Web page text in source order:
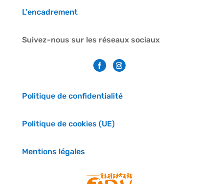
L'encadrement
Suivez-nous sur les réseaux sociaux
Politique de confidentialité
Politique de cookies (UE)
Mentions légales